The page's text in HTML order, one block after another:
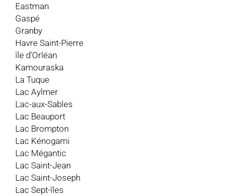
Eastman
Gaspé
Granby
Havre Saint-Pierre
île d'Orléan
Kamouraska
La Tuque
Lac Aylmer
Lac-aux-Sables
Lac Beauport
Lac Brompton
Lac Kénogami
Lac Mégantic
Lac Saint-Jean
Lac Saint-Joseph
Lac Sept-îles